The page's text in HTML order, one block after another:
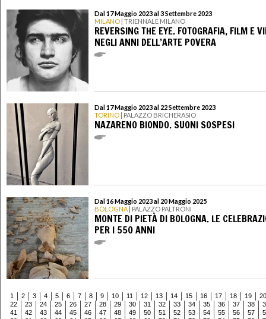
Dal 17 Maggio 2023 al 3 Settembre 2023
MILANO | TRIENNALE MILANO
REVERSING THE EYE. FOTOGRAFIA, FILM E
NEGLI ANNI DELL’ARTE POVERA
Dal 17 Maggio 2023 al 22 Settembre 2023
TORINO | PALAZZO BRICHERASIO
NAZARENO BIONDO. SUONI SOSPESI
Dal 16 Maggio 2023 al 20 Maggio 2025
BOLOGNA | PALAZZO PALTRONI
MONTE DI PIETÀ DI BOLOGNA. LE
PER I 550 ANNI
1 2 3 4 5 6 7 8 9 10 11 12 13 14 15 16 17 18 19
20
22
23 24 25 26 27 28 29 30 31 32 33 34 35 36 37 38
41
42 43 44 45 46 47 48 49 50 51 52 53 54 55 56 57